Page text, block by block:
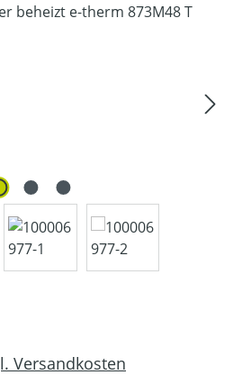
Versandkosten